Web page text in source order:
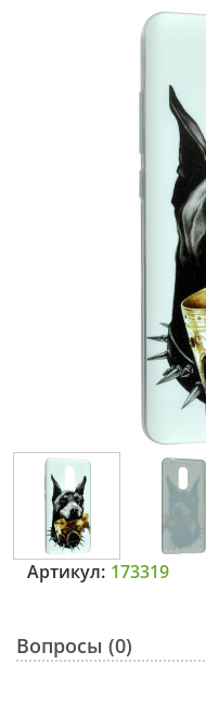
Артикул: 173319
Вопросы (0)